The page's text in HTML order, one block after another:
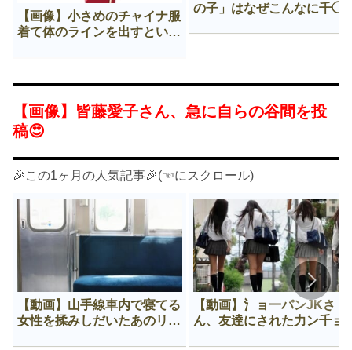
【画像】小さめのチャイナ服
着て体のラインを出すという
の子」はなぜこんなに千◯
【画像】皆藤愛子さん、急に自らの谷間を投
稿😍
🎉この1ヶ月の人気記事🎉(☜にスクロール)
【動画】山手線車内で寝てる
女性を揉みしだいたあのリー
【動画】氵ョ一パンJKさ
ん、友達にされた力ン千ョ